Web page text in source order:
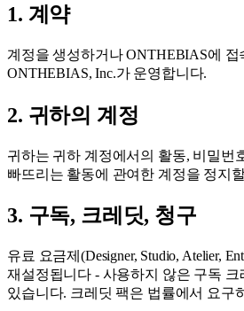
1. 계약
계정을 생성하거나 ONTHEBIAS에
ONTHEBIAS, Inc.가 운영합니다.
2. 귀하의 계정
귀하는 귀하 계정에서의 활동, 비밀번
빠뜨리는 활동에 관여한 계정을 정지
3. 구독, 크레딧, 청구
유료 요금제(Designer, Studio, Atelier,
재설정됩니다 - 사용하지 않은 구독
있습니다. 크레딧 팩은 법률에서 요구